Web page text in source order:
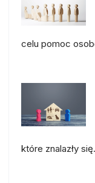
celu pomoc
które znalazły